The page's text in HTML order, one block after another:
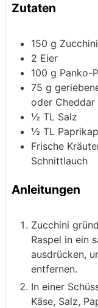
Zutaten
150 g Zucchini
2 Eier
100 g Panko-
75 g
oder Cheddar
½ TL Salz
½ TL
Frische
Schnittlauch
Anleitungen
Zucchini
Raspel in ein
ausdrücken,
entfernen.
In einer
Käse, Salz,